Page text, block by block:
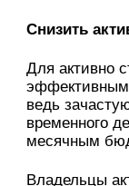
Снизить
Для активно
эффективным
ведь
временного
месячным
Владельцы